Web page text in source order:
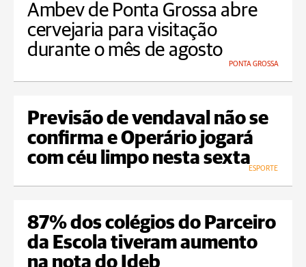
Ambev de Ponta Grossa abre
cervejaria para visitação
durante o mês de agosto
PONTA GROSSA
Previsão de vendaval não se
confirma e Operário jogará
com céu limpo nesta sexta
ESPORTE
87% dos colégios do Parceiro
da Escola tiveram aumento
na nota do Ideb